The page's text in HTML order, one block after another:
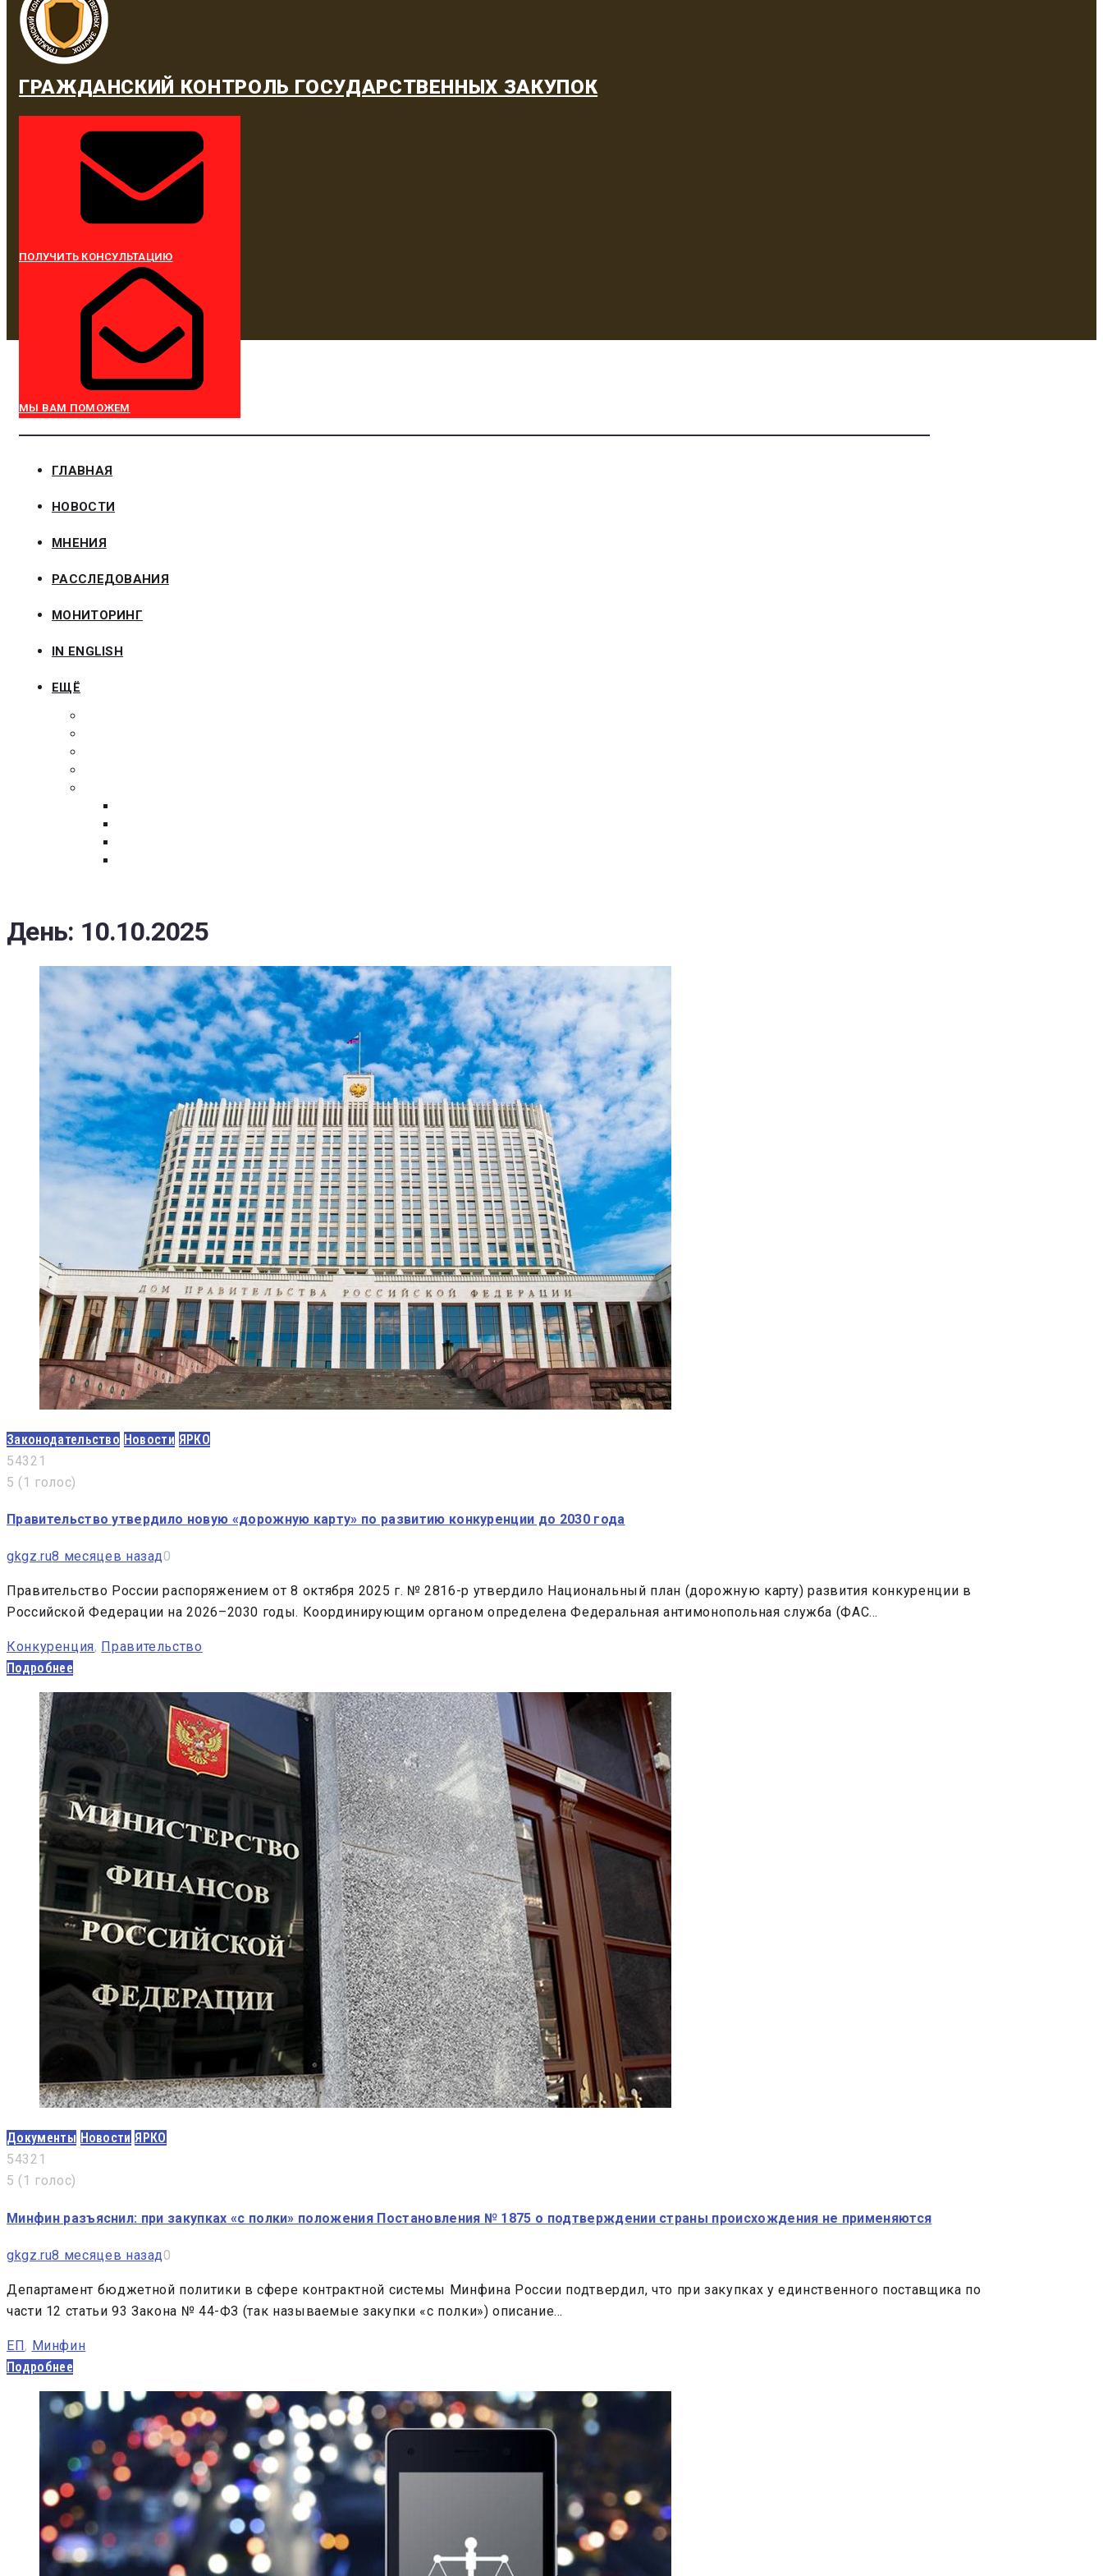
ГРАЖДАНСКИЙ КОНТРОЛЬ ГОСУДАРСТВЕННЫХ ЗАКУПОК
ПОЛУЧИТЬ КОНСУЛЬТАЦИЮ
МЫ ВАМ ПОМОЖЕМ
ГЛАВНАЯ
НОВОСТИ
МНЕНИЯ
РАССЛЕДОВАНИЯ
МОНИТОРИНГ
IN ENGLISH
ЕЩЁ
День: 10.10.2025
Законодательство Новости ЯРКО
543 2 1
5 (1 голос)
Правительство утвердило новую «дорожную карту» по развитию конкуренции до 2030 года
gkgz.ru8 месяцев назад0
Правительство России распоряжением от 8 октября 2025 г. № 2816-р утвердило Национальный план (дорожную карту) развития конкуренции в
Российской Федерации на 2026–2030 годы. Координирующим органом определена Федеральная антимонопольная служба (ФАС…
Конкуренция, Правительство
Подробнее
Документы Новости ЯРКО
543 2 1
5 ( 1 голос)
Минфин разъяснил: при закупках «с полки» положения Постановления № 1875 о подтверждении страны происхождения не применяются
gkgz.ru8 месяцев назад0
Департамент бюджетной политики в сфере контрактной системы Минфина России подтвердил, что при закупках у единственного поставщика по
части 12 статьи 93 Закона № 44-ФЗ (так называемые закупки «с полки») описание…
ЕП, Минфин
Подробнее